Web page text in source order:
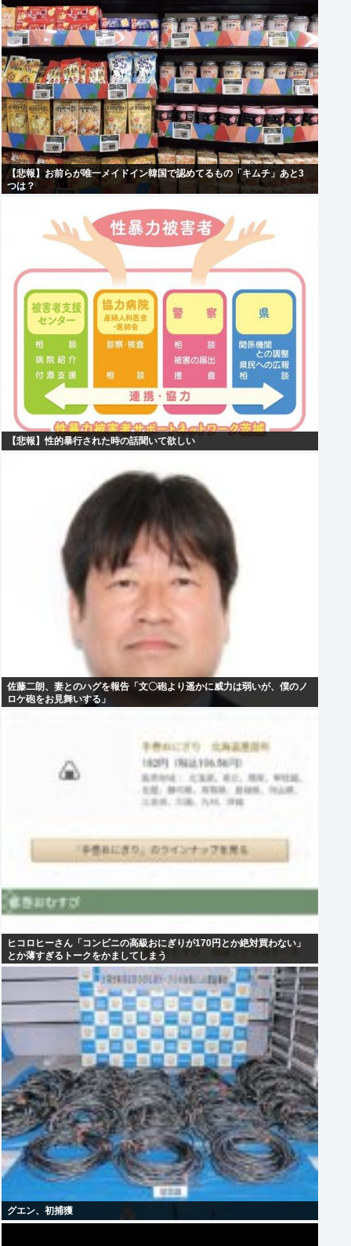
【悲報】お前らが唯一メイドイン韓国で認めてるもの「キムチ」あと3
つは？
【悲報】性的暴行された時の話聞いて欲しい
佐藤二朗、妻とのハグを報告「文〇砲より遥かに威力は弱いが、僕のノ
ロケ砲をお見舞いする」
ヒコロヒーさん「コンビニの高級おにぎりが170円とか絶対買わない」
とか薄すぎるトークをかましてしまう
グエン、初捕獲